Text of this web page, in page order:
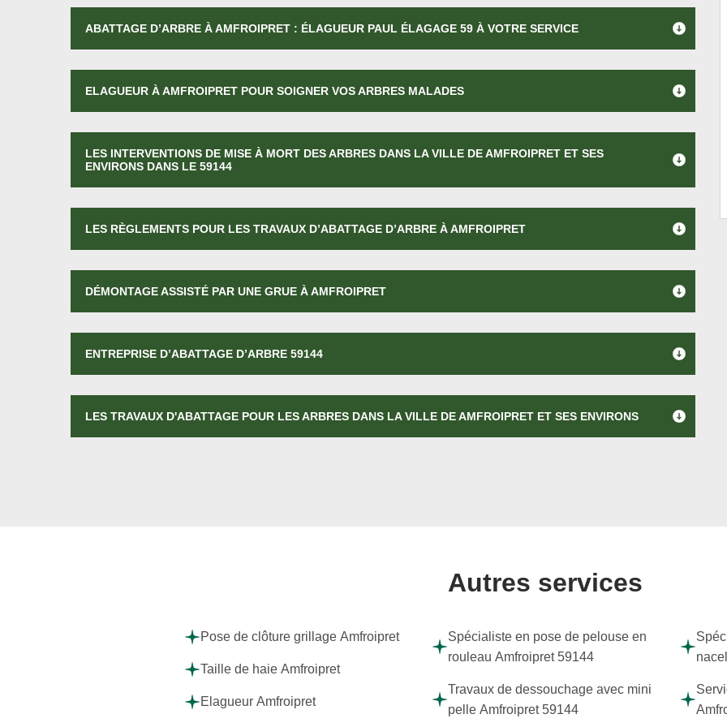
ABATTAGE D’ARBRE À AMFROIPRET : ÉLAGUEUR PAUL ÉLAGAGE 59 À VOTRE SERVICE
ELAGUEUR À AMFROIPRET POUR SOIGNER VOS ARBRES MALADES
LES INTERVENTIONS DE MISE À MORT DES ARBRES DANS LA VILLE DE AMFROIPRET ET SES
ENVIRONS DANS LE 59144
LES RÈGLEMENTS POUR LES TRAVAUX D’ABATTAGE D’ARBRE À AMFROIPRET
DÉMONTAGE ASSISTÉ PAR UNE GRUE À AMFROIPRET
ENTREPRISE D’ABATTAGE D’ARBRE 59144
LES TRAVAUX D'ABATTAGE POUR LES ARBRES DANS LA VILLE DE AMFROIPRET ET SES ENVIRONS
Autres services
Pose de clôture grillage Amfroipret
Taille de haie Amfroipret
Elagueur Amfroipret
Spécialiste en pose de pelouse en
rouleau Amfroipret 59144
Travaux de dessouchage avec mini
pelle Amfroipret 59144